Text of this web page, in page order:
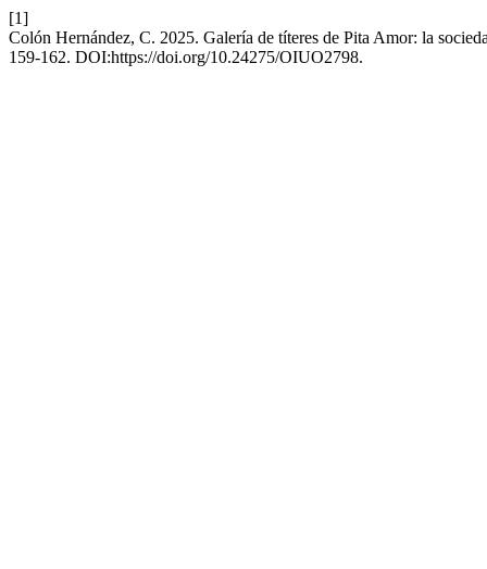
[1]
Colón Hernández, C. 2025. Galería de títeres de Pita Amor: la
159-162. DOI:https://doi.org/10.24275/OIUO2798.